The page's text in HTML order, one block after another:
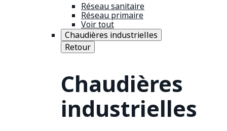
Réseau sanitaire
Réseau primaire
Voir tout
Chaudières industrielles
Retour
Chaudières
industrielles